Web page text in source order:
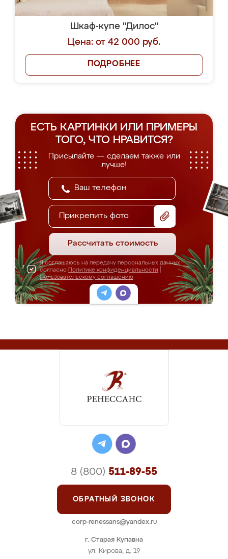
Шкаф-купе "Дилос"
Цена: от 42 000 руб.
ПОДРОБНЕЕ
ЕСТЬ КАРТИНКИ ИЛИ ПРИМЕРЫ
ТОГО, ЧТО НРАВИТСЯ?
Присылайте — сделаем также или
лучше!
Прикрепить фото
Рассчитать стоимость
Я соглашаюсь на передачу персональных данных
согласно Политике конфиденциальности
Пользовательскому соглашению
г. Старая Купавна
ул. Кирова, д. 19
8 (800) 511-89-55
ОБРАТНЫЙ ЗВОНОК
corp-renessans@yandex.ru